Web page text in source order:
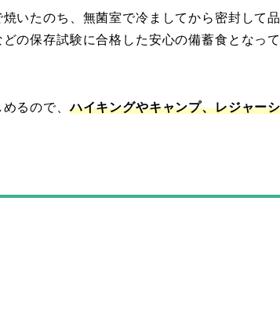
いたのち、無菌室で冷ましてから密封して
の保存試験に合格した安心の備蓄食となっ
めるので、ハイキングやキャンプ、レジャー